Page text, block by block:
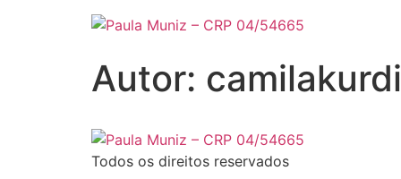
Autor:
Todos os direitos reservados